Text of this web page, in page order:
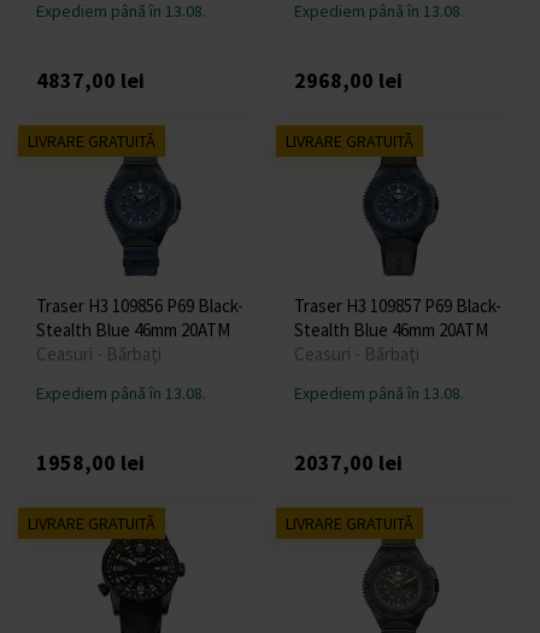
Expediem până în 13.08.
4837,00 lei
Expediem până în 13.08.
2968,00 lei
LIVRARE GRATUITĂ
Traser H3 109856 P69 Black-
Stealth Blue 46mm 20ATM
Ceasuri - Bărbați
Expediem până în 13.08.
1958,00 lei
LIVRARE GRATUITĂ
Traser H3 109857 P69 Black-
Stealth Blue 46mm 20ATM
Ceasuri - Bărbați
Expediem până în 13.08.
2037,00 lei
LIVRARE GRATUITĂ LIVRARE GRATUITĂ